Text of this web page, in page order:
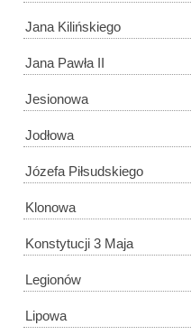
Jana Kilińskiego
Jana Pawła II
Jesionowa
Jodłowa
Józefa Piłsudskiego
Klonowa
Konstytucji 3 Maja
Legionów
Lipowa